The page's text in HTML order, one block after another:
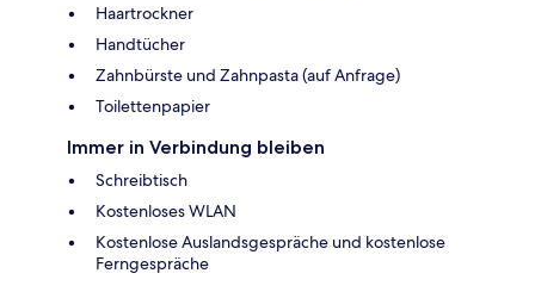
Haartrockner
Handtücher
Zahnbürste und Zahnpasta (auf Anfrage)
Toilettenpapier
Immer in Verbindung bleiben
Schreibtisch
Kostenloses WLAN
Kostenlose Auslandsgespräche und kostenlose
Ferngespräche